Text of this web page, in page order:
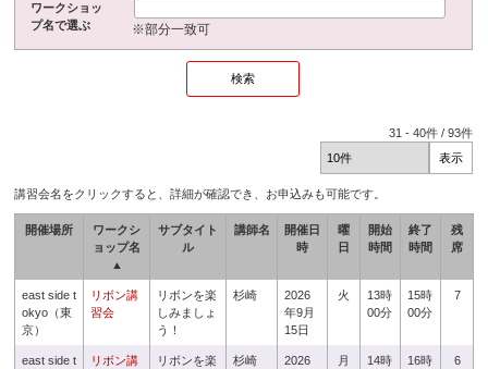
ワークショッ
プ名で選ぶ
※部分一致可
31 -40件 /93件
講習会名をクリックすると、詳細が確認でき、お申込みも可能です。
開催場所
ワークシ
ョップ名
▲
サブタイト
ル
講師名
開催日
時
曜
日
開始
時間
終了
時間
残
席
east side t
okyo（東
京）
リボン講
習会
リボンを楽
しみましょ
う！
杉崎
2026
年9月
15日
火
13時
00分
15時
00分
7
east side t
リボン講
リボンを楽
杉崎
2026
月
14時
16時
6